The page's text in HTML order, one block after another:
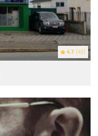
4.7 (43)